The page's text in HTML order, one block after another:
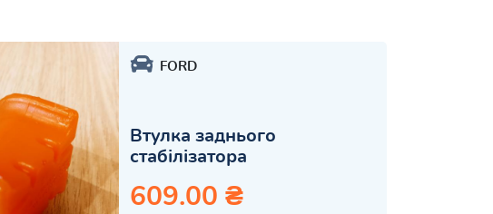
FORD
Втулка заднього
стабілізатора
609.00 ₴